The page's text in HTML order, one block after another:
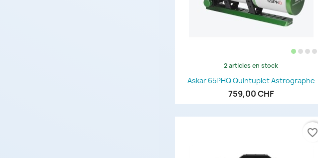
Aperçu rapide
2 articles en stock
Askar 65PHQ Quintuplet Astrographe
759,00 CHF
favorite_border